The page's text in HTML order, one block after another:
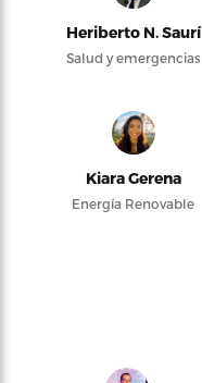
Heriberto N. Saurí
Salud y emergencias
Kiara Gerena
Energía Renovable